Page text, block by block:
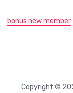
bonus new member
Copyright ©